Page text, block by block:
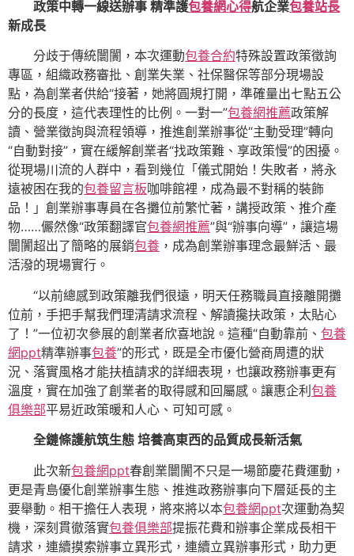
政策中轉一線送辦事 精準護包養網心得航企業包養站長
新成長
分歧于傳統闤闠，本次運動包養合約特殊設置政策徵詢
專區，組織政務審批、創業失業、社保醫保等部分現場設
點，為創業者供給“接著，她將圓規打開，準確量出七點五公
分的長度，這代表理性的比例。一對一”包養網推薦政策解
讀、營業徵詢與流程領導，推進創業辦事從“主動受理”轉向
“自動對接”，實在緩解創業者“找政策難、享政策慢”的困擾。
從現場川流的人群中，看到幾位「儀式開始！失敗者，將永
遠被困在我的包養留言板咖啡館裡，成為最不對稱的裝飾
品！」創業辦事專員在各攤位前繁忙著，講授政策、推介產
物……儼然像“政策翻譯官包養網推薦”與“辦事向導”，讓這場
闤闠超出了簡略的展銷包養 ，成為創業辦事理念最鮮活、最
活潑的現場實行。
“以前總感到政策離我們很遠，明天任務職員直接離開攤
位前，手把手幫我們理清請求流程、解讀攙扶政策，太貼心
了！”一位初次參展的創業者欣喜地說。這種“自動靠前、 包養
網ppt精準辦事包養”的形式，既是全市優化營商周遭的狀
況、落實風格才能扶植請求的詳細表現，也讓政務辦事更有
溫度，實在加強了創業者的取得感和回屬感。讓惠企利包養
俱樂部平易近政策暖和人心、可知可感。
全鏈條護航筑生態 培養高東西的品質成長新活氣
此次新包養網ppt春創業闤闠不只是一場節慶花費運動，
更是青島優化創業辦事生態、推進政務辦事向下層延長的主
要舉動。相干擔任人表現，將來將以本包養網ppt次運動為契
機，深刻貫徹落實包養俱樂部提振花費和辦事企業成長相干
請求，連續摸索辦事立異形式，連續立異辦事形式，助力更